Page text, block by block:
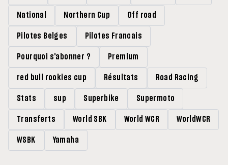
National Northern Cup Off road
Pilotes Belges Pilotes Francais
Pourquoi s'abonner ? Premium
red bull rookies cup Résultats Road Racing
Stats sup Superbike Supermoto
Transferts World SBK World WCR WorldWCR
WSBK Yamaha